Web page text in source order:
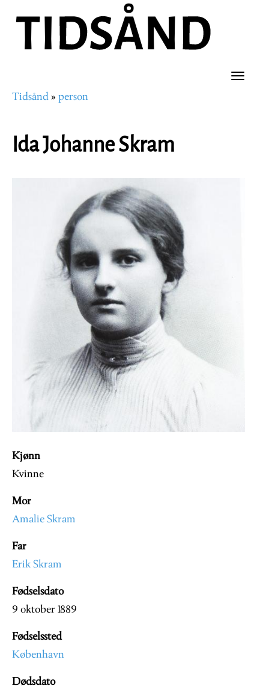
hovedinnhold
Toggle
Navigasjonssti
Tidsånd person
Ida Johanne Skram
Kjønn
Kvinne
Mor
Amalie Skram
Far
Erik Skram
Fødselsdato
9 oktober 1889
Fødselssted
København
Dødsdato